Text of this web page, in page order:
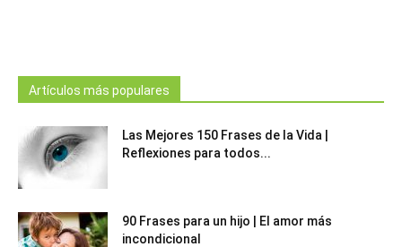
Artículos más populares
Las Mejores 150 Frases de la Vida |
Reflexiones para todos...
90 Frases para un hijo | El amor más
incondicional